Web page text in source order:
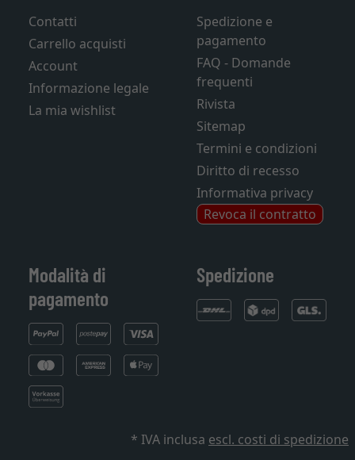
Contatti
Carrello acquisti
Account
Informazione legale
La mia wishlist
Spedizione e
pagamento
FAQ - Domande
frequenti
Rivista
Sitemap
Termini e condizioni
Diritto di recesso
Informativa privacy
Revoca il contratto
Modalità di
pagamento
Spedizione
* IVA inclusa escl. costi di spedizione